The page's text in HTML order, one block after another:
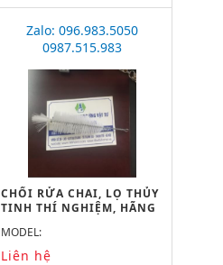
Zalo: 096.983.5050
0987.515.983
CHỔI RỬA CHAI, LỌ THỦY
TINH THÍ NGHIỆM, HÃNG
MODEL:
Liên hệ